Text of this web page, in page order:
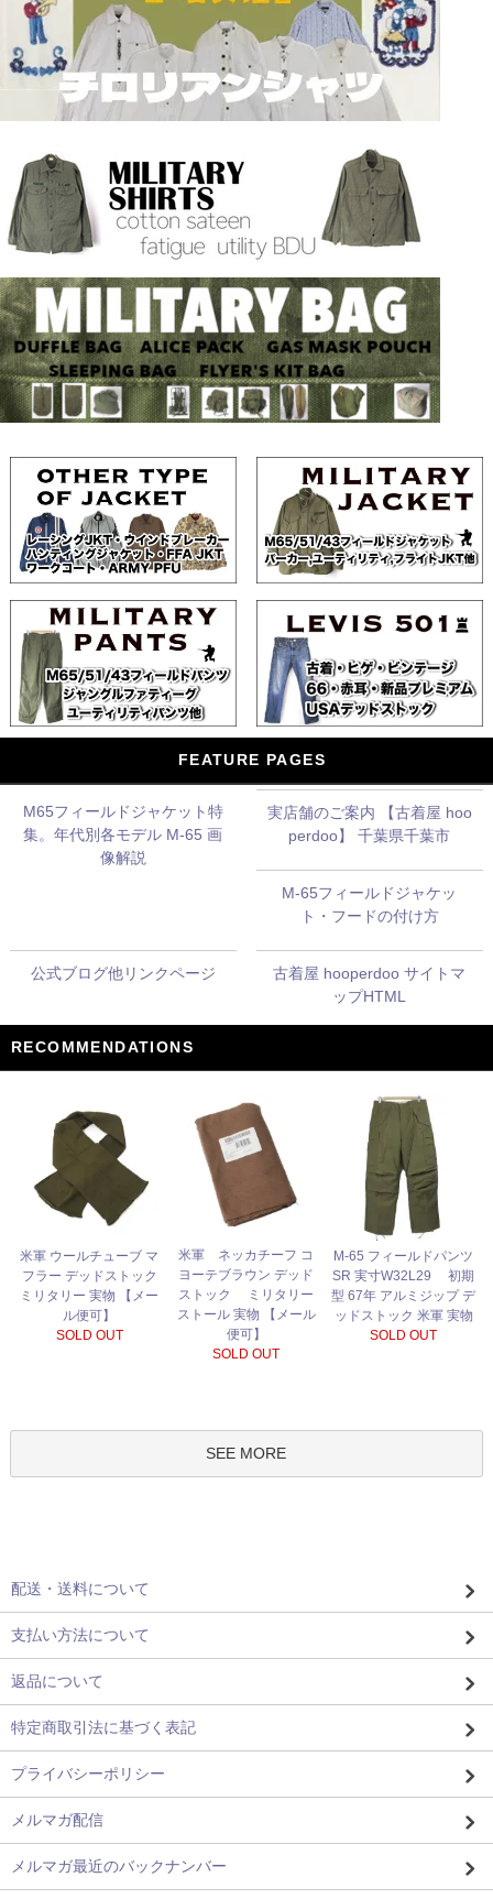
FEATURE PAGES
M65フィールドジャケット特
集。年代別各モデル M-65 画
像解説
実店舗のご案内 【古着屋 hoo
perdoo】 千葉県千葉市
M-65フィールドジャケッ
ト・フードの付け方
公式ブログ他リンクページ
古着屋 hooperdoo サイトマ
ップHTML
RECOMMENDATIONS
米軍 ウールチューブ マ
フラー デッドストック
ミリタリー 実物 【メー
ル便可】
SOLD OUT
米軍 ネッカチーフ コ
ヨーテブラウン デッド
ストック ミリタリー
ストール 実物 【メール
便可】
SOLD OUT
M-65 フィールドパンツ
SR 実寸W32L29 初期
型 67年 アルミジップ デ
ッドストック 米軍 実物
SOLD OUT
SEE MORE
配送・送料について
支払い方法について
返品について
特定商取引法に基づく表記
プライバシーポリシー
メルマガ配信
メルマガ最近のバックナンバー